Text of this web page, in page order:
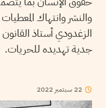
والنشر وانتهاك
الزغدودي أستاذ
جدية تهديده للحريات.
22 سبتمبر 2022